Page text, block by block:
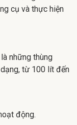
cụ và thực hiện
những thùng
từ 100 lít đến
động.